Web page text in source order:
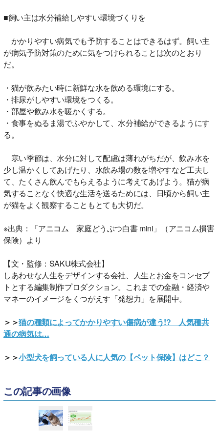
■飼い主は水分補給しやすい環境づくりを
かかりやすい病気でも予防することはできるはず。飼い主
が病気予防対策のために気をつけられることは次のとおり
だ。
・猫が飲みたい時に新鮮な水を飲める環境にする。
・排尿がしやすい環境をつくる。
・部屋や飲み水を暖かくする。
・食事をぬるま湯でふやかして、水分補給ができるようにす
る。
寒い季節は、水分に対して配慮は薄れがちだが、飲み水を
少し温かくしてあげたり、水飲み場の数を増やすなど工夫し
て、たくさん飲んでもらえるように考えてあげよう。猫が病
気することなく快適な生活を送るためには、日頃から飼い主
が猫をよく観察することもとても大切だ。
※出典：「アニコム 家庭どうぶつ白書 mini」（アニコム損害
保険）より
【文・監修：SAKU株式会社】
しあわせな人生をデザインする会社、人生とお金をコンセプ
トとする編集制作プロダクション。これまでの金融・経済や
マネーのイメージをくつがえす「発想力」を展開中。
＞＞猫の種類によってかかりやすい傷病が違う!? 人気種共
通の病気は…
＞＞小型犬を飼っている人に人気の【ペット保険】はどこ？
この記事の画像